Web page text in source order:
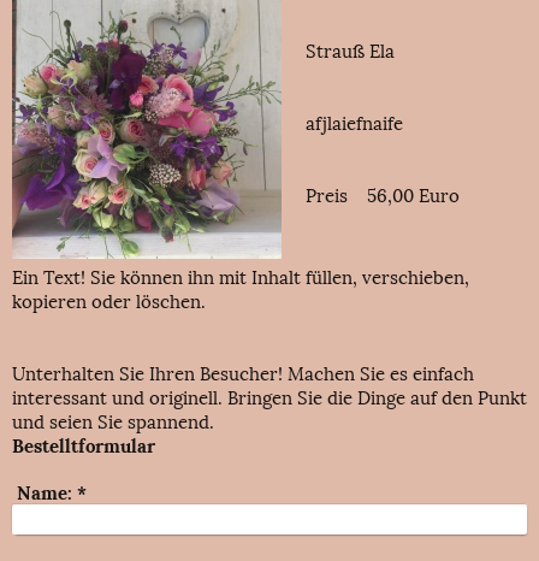
Strauß Ela
afjlaiefnaife
Preis 56,00 Euro
Ein Text! Sie können ihn mit Inhalt füllen, verschieben,
kopieren oder löschen.
Unterhalten Sie Ihren Besucher! Machen Sie es einfach
interessant und originell. Bringen Sie die Dinge auf den Punkt
und seien Sie spannend.
Bestelltformular
Name: *